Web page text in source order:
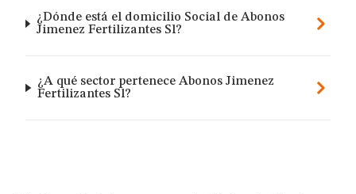
¿Dónde está el domicilio Social de Abonos
Jimenez Fertilizantes Sl?
¿A qué sector pertenece Abonos Jimenez
Fertilizantes Sl?